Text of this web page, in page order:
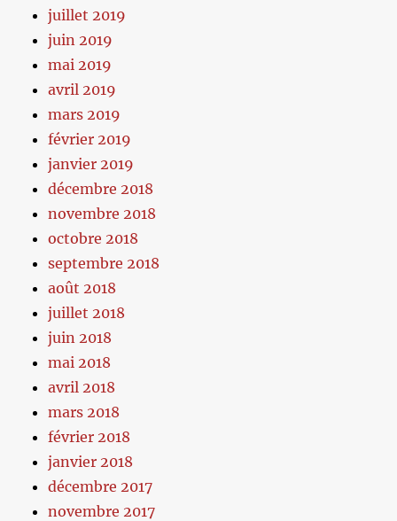
juillet 2019
juin 2019
mai 2019
avril 2019
mars 2019
février 2019
janvier 2019
décembre 2018
novembre 2018
octobre 2018
septembre 2018
août 2018
juillet 2018
juin 2018
mai 2018
avril 2018
mars 2018
février 2018
janvier 2018
décembre 2017
novembre 2017